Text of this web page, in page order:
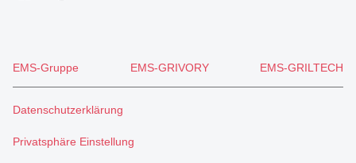
EMS-Gruppe EMS-GRIVORY EMS-GRILTECH
Datenschutzerklärung
Privatsphäre Einstellung